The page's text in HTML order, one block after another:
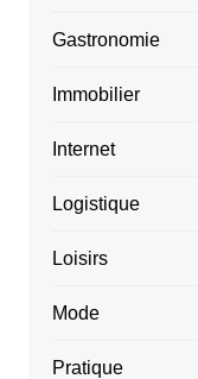
Gastronomie
Immobilier
Internet
Logistique
Loisirs
Mode
Pratique